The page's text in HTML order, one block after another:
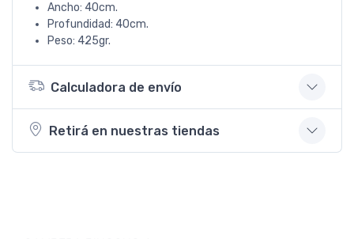
Ancho: 40cm.
Profundidad: 40cm.
Peso: 425gr.
Calculadora de envío
Retirá en nuestras tiendas